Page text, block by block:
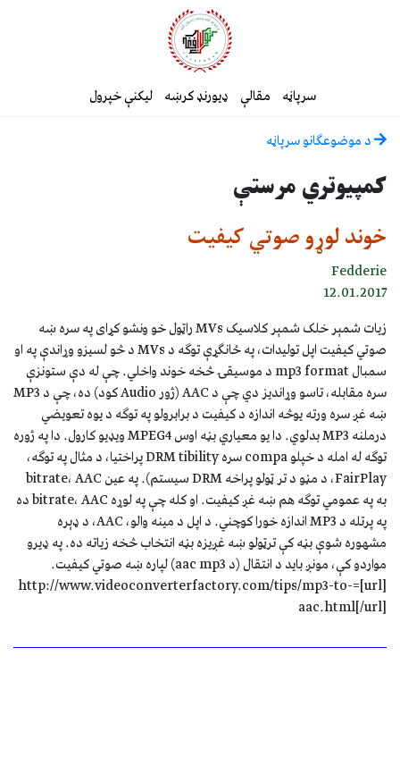
سرپاڼه مقالې ډیورنډ کرښه لیکنې خپرول
د موضوعګانو سرپاڼه
کمپیوتري مرستې
خوند لوړو صوتي کیفیت
Fedderie
12.01.2017
زيات شمېر خلک شمېر کلاسيک MVs راټول خو ونشو کړای په سره ښه
صوتي کیفیت اپل توليدات، په ځانګړې توګه د MVs د څو لسیزو وړاندې په او
سمبال mp3 format د موسيقۍ څخه خوند واخلي. چې له دې ستونزې
سره مقابله، تاسو وړانديز دي چې د AAC (ژور Audio کود) ده، چې د MP3
ښه غږ سره ورته يوڅه اندازه د کیفیت د برابرولو په توګه د یوه تعویضي
درملنه MP3 بدلوي. دا يو معياري بڼه اوس MPEG4 ویډیو کارول. دا په ژوره
توګه له امله د خپلو compa سره DRM tibility پراختيا، د مثال په توګه،
FairPlay، د مڼو د تر ټولو پراخه DRM سيستم). په عین bitrate، AAC
به په عمومي توګه هم ښه غږ کیفیت. او کله چې په لوړه bitrate، AAC ده
په پرتله د MP3 اندازه خورا کوچني. د اپل د مينه والو، AAC، د ډېره
مشهوره شوې بڼه کې ترټولو ښه غږیزه بڼه انتخاب څخه زياته ده. په ډيرو
مواردو کې، مونږ باید د انتقال (د aac mp3) لپاره ښه صوتي کیفیت.
[url]=http://www.videoconverterfactory.com/tips/mp3-to-
aac.html[/url]